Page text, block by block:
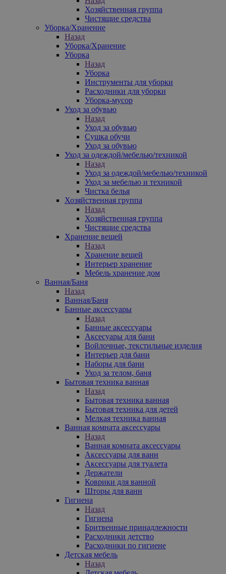
Хозяйственная группа
Чистящие средства
Уборка/Хранение
Назад
Уборка/Хранение
Уборка
Назад
Уборка
Инструменты для уборки
Расходники для уборки
Уборка-мусор
Уход за обувью
Назад
Уход за обувью
Сушка обучи
Уход за обувью
Уход за одеждой/мебелью/техникой
Назад
Уход за одеждой/мебелью/техникой
Уход за мебелью и техникой
Чистка белья
Хозяйственная группа
Назад
Хозяйственная группа
Чистящие средства
Хранение вещей
Назад
Хранение вещей
Интерьер хранение
Мебель хранение дом
Ванная/Баня
Назад
Ванная/Баня
Банные аксессуары
Назад
Банные аксессуары
Аксесуары для бани
Войлочные, текстильные изделия
Интерьер для бани
Наборы для бани
Уход за телом, баня
Бытовая техника ванная
Назад
Бытовая техника ванная
Бытовая техника для детей
Мелкая техника ванная
Ванная комната аксессуары
Назад
Ванная комната аксессуары
Аксессуары для ванн
Аксессуары для туалета
Держатели
Коврики для ванной
Шторы для ванн
Гигиена
Назад
Гигиена
Бритвенные принадлежности
Расходники детство
Расходники по гигиене
Детская мебель
Назад